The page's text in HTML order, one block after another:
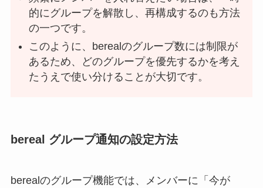
的にグループを解散し、再構成するのも方法
の一つです。
このように、berealのグループ数には制限が
あるため、どのグループを優先するかを考え
たうえで使い分けることが大切です。
bereal グループ通知の設定方法
berealのグループ機能では、メンバーに「今が